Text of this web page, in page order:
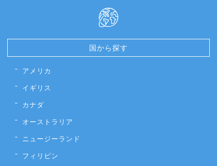
国から探す
アメリカ
イギリス
カナダ
オーストラリア
ニュージーランド
フィリピン